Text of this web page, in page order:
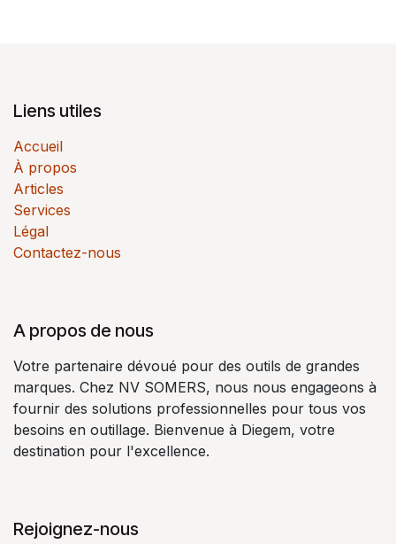
Liens utiles
Accueil
À propos
Articles
Services
Légal
Contactez-nous
A propos de nous
Votre partenaire dévoué pour des outils de grandes
marques. Chez NV SOMERS, nous nous engageons à
fournir des solutions professionnelles pour tous vos
besoins en outillage. Bienvenue à Diegem, votre
destination pour l'excellence.
Rejoignez-nous